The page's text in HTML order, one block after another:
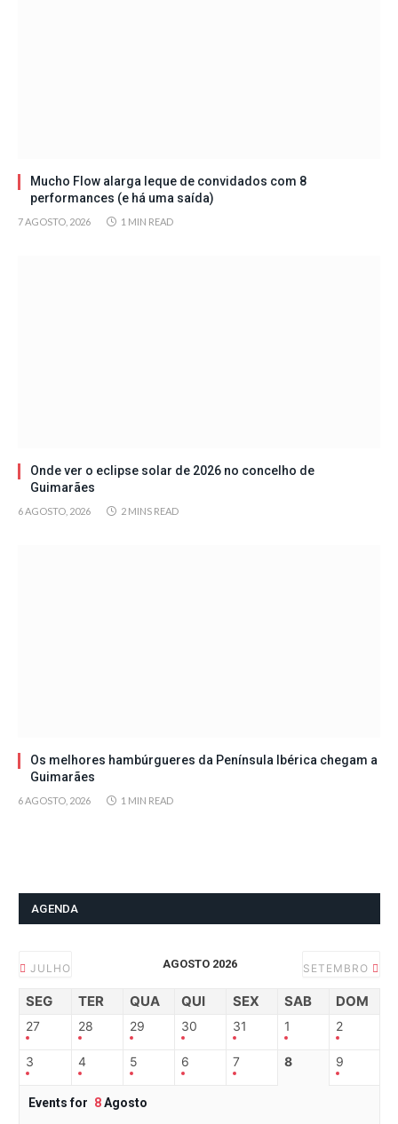
Mucho Flow alarga leque de convidados com 8
performances (e há uma saída)
7 AGOSTO, 2026 1 MIN READ
Onde ver o eclipse solar de 2026 no concelho de
Guimarães
6 AGOSTO, 2026 2 MINS READ
Os melhores hambúrgueres da Península Ibérica chegam a
Guimarães
6 AGOSTO, 2026 1 MIN READ
AGENDA
JULHO AGOSTO 2026 SETEMBRO
SEG TER QUA QUI SEX SAB DOM
27 28 29 30 31 1 2
3 4 5 6 7 8 9
Events for 8Agosto